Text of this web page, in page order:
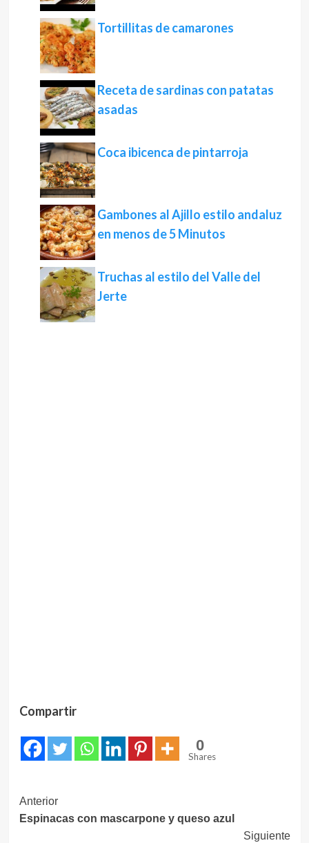
Tortillitas de camarones
Receta de sardinas con patatas
asadas
Coca ibicenca de pintarroja
Gambones al Ajillo estilo andaluz
en menos de 5 Minutos
Truchas al estilo del Valle del
Jerte
Compartir
0
Shares
Navegación
de
Anterior
Espinacas con mascarpone y queso azul
Siguiente